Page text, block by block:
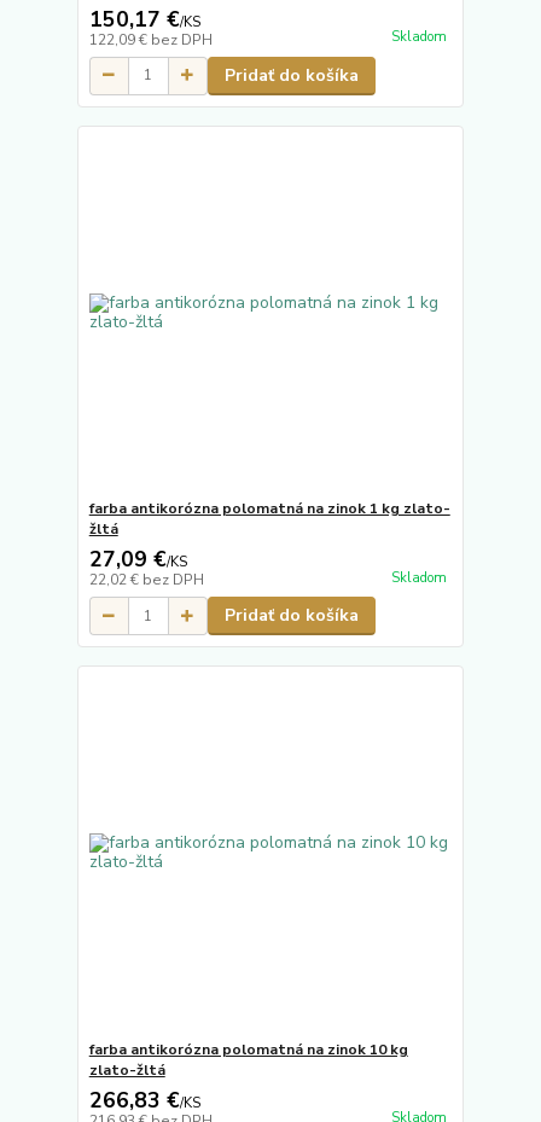
150,17 €/KS
122,09 € bez DPH Skladom
Pridať do košíka
farba antikorózna polomatná na zinok 1 kg zlato-
žltá
27,09 €/KS
22,02 € bez DPH Skladom
Pridať do košíka
farba antikorózna polomatná na zinok 10 kg
zlato-žltá
266,83 €/KS
Skladom